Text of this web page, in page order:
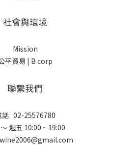
社會與環境
Mission
平貿易 | B corp
聯繫我們
話 : 02-25576780
週五 10:00 ~ 19:00